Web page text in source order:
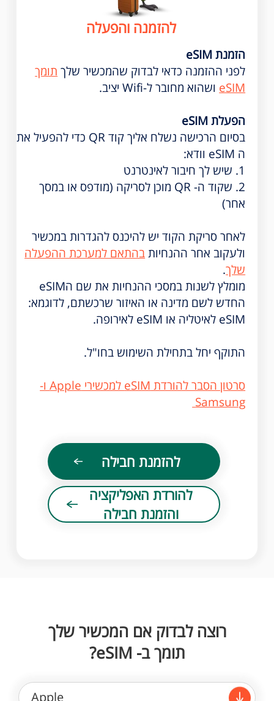
להזמנה והפעלה
הזמנת eSIM
לפני ההזמנה כדאי לבדוק שהמכשיר שלך תומך
eSIM ושהוא מחובר ל-Wifi יציב.
הפעלת eSIM
בסיום הרכישה נשלח אליך קוד QR כדי להפעיל את
ה eSIM וודא:
1. שיש לך חיבור לאינטרנט
2. שקוד ה- QR מוכן לסריקה (מודפס או במסך
אחר)
לאחר סריקת הקוד יש להיכנס להגדרות במכשיר
ולעקוב אחר ההנחיותבהתאם למערכת ההפעלה
שלך.
מומלץ לשנות במסכי ההנחיות את שם הeSIM
החדש לשם מדינה או האיזור שרכשתם, לדוגמא:
eSIM לאיטליה או eSIM לאירופה.
התוקף יחל בתחילת השימוש בחו"ל.
סרטון הסבר להורדת eSIM למכשירי Apple ו-
Samsung
להזמנת חבילה
להורדת האפליקציה
והזמנת חבילה
רוצה לבדוק אם המכשיר שלך
תומך ב- eSIM?
Apple